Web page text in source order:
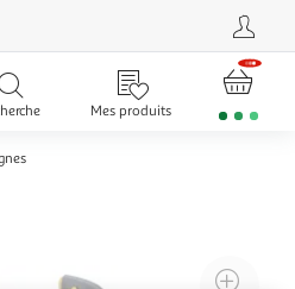
Mes produits